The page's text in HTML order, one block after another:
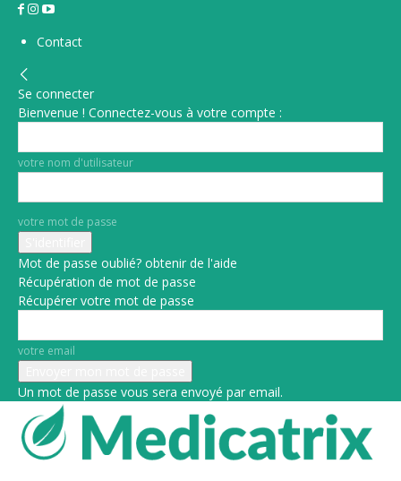
Contact
Se connecter
Bienvenue ! Connectez-vous à votre compte :
votre nom d'utilisateur
votre mot de passe
Mot de passe oublié? obtenir de l'aide
Récupération de mot de passe
Récupérer votre mot de passe
votre email
Un mot de passe vous sera envoyé par email.